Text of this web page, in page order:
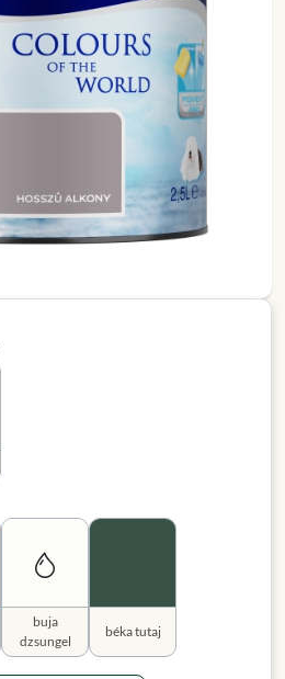
buja
dzsungel
béka tutaj